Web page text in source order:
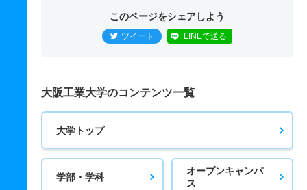
このページをシェアしよう
ツイート LINEで送る
大阪工業大学のコンテンツ一覧
大学トップ
学部・学科
オープンキャンパ
ス